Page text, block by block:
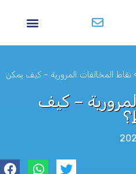
نقاط المخالفات المرورية – كيف يمكن
– كيف